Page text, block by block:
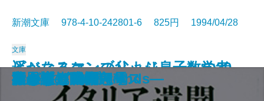
ハツカネズミと人間
人生の親戚
橋のない川 七
鳥人計画
幽霊屋敷の電話番
つねならぬ話
遥かなるケンブリッジ―一数学者
のイギリス―
色彩の息子
きらきらひかる
ビジネスマンの父より息子への30
通の手紙
新潮文庫 978-4-10-242801-6 825円 1994/04/28
文庫
イタリア遺聞
旅のラゴス
夜の樹
不思議の国のアリス
わが性と生
夏の庭―The Friends―
いもうと物語
黄金を抱いて翔べ
エトロフ発緊急電
行きずりの街